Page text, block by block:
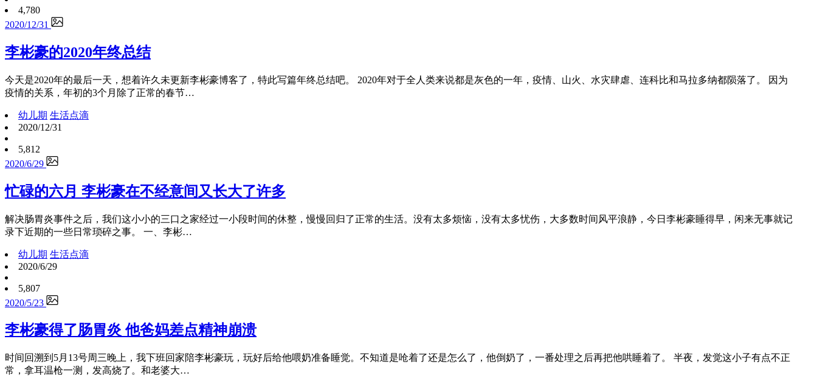
4,780
2020/12/31
李彬豪的2020年终总结
今天是2020年的最后一天，想着许久未更新李彬豪博客了，特此写篇年终总结吧。 2020年对于全人类来说都是灰色的一年，疫情、山火、水灾肆虐、连科比和马拉多纳都陨落了。 因为
疫情的关系，年初的3个月除了正常的春节…
幼儿期 生活点滴
2020/12/31
5,812
2020/6/29
忙碌的六月 李彬豪在不经意间又长大了许多
解决肠胃炎事件之后，我们这小小的三口之家经过一小段时间的休整，慢慢回归了正常的生活。没有太多烦恼，没有太多忧伤，大多数时间风平浪静，今日李彬豪睡得早，闲来无事就记
录下近期的一些日常琐碎之事。 一、李彬…
幼儿期 生活点滴
2020/6/29
5,807
2020/5/23
李彬豪得了肠胃炎 他爸妈差点精神崩溃
时间回溯到5月13号周三晚上，我下班回家陪李彬豪玩，玩好后给他喂奶准备睡觉。不知道是呛着了还是怎么了，他倒奶了，一番处理之后再把他哄睡着了。 半夜，发觉这小子有点不正
常，拿耳温枪一测，发高烧了。和老婆大…